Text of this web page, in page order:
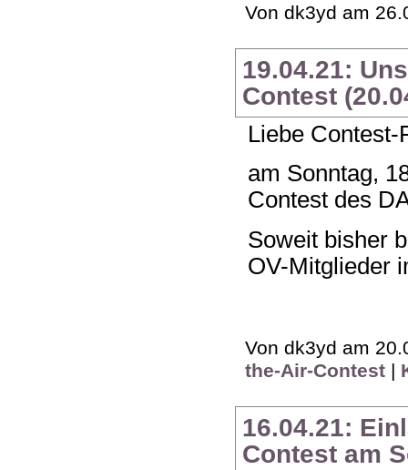
Von dk3yd am
19.04.21:
Contest
Liebe Contest-
am Sonntag,
Contest des
Soweit bisher
OV-Mitglieder
Von dk3yd am
the-Air-Contest |
16.04.21:
Contest am